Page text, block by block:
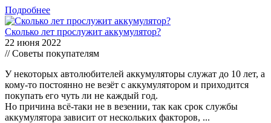
Подробнее
Сколько лет прослужит аккумулятор?
22 июня 2022
// Советы покупателям
У некоторых автолюбителей аккумуляторы служат до 10 лет, а
кому-то постоянно не везёт с аккумулятором и приходится
покупать его чуть ли не каждый год.
Но причина всё-таки не в везении, так как срок службы
аккумулятора зависит от нескольких факторов, ...